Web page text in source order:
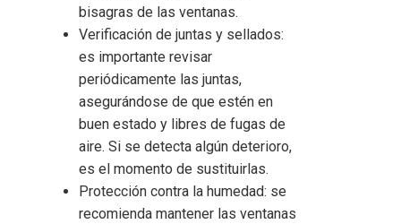
bisagras de las ventanas.
Verificación de juntas y sellados:
es importante revisar
periódicamente las juntas,
asegurándose de que estén en
buen estado y libres de fugas de
aire. Si se detecta algún deterioro,
es el momento de sustituirlas.
Protección contra la humedad: se
recomienda mantener las ventanas